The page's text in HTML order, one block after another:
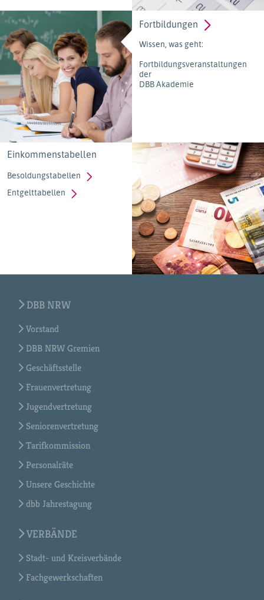
Fortbildungen
Wissen, was geht:
Fortbildungsveranstaltungen
der
DBB Akademie
Einkommenstabellen
Besoldungstabellen
Entgelttabellen
DBB NRW
Vorstand
DBB NRW Gremien
Geschäftsstelle
Frauenvertretung
Jugendvertretung
Seniorenvertretung
Tarifkommission
Personalräte
Unsere Geschichte
dbb Jahrestagung
VERBÄNDE
Stadt- und Kreisverbände
Fachgewerkschaften